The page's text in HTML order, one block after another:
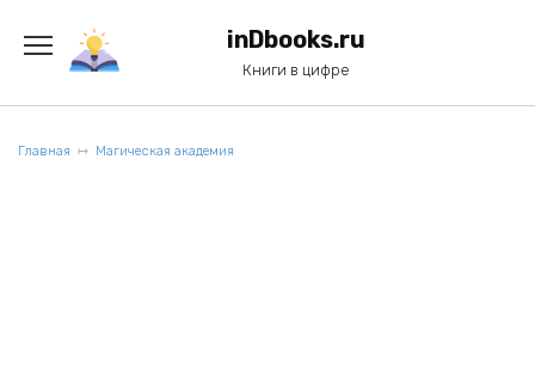
содержанию
inDbooks.ru
Книги в цифре
Главная Магическая академия